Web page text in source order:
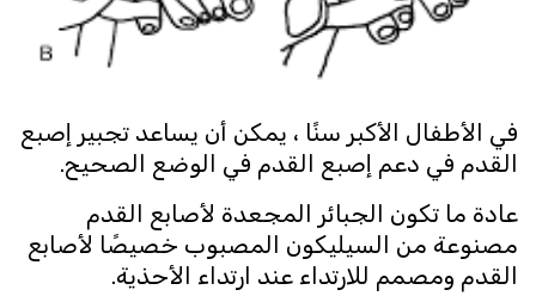
في الأطفال الأكبر سنًا ، يمكن أن يساعد تجبير إصبع
القدم في دعم إصبع القدم في الوضع الصحيح.
عادة ما تكون الجبائر المجعدة لأصابع القدم
مصنوعة من السيليكون المصبوب خصيصًا لأصابع
القدم ومصمم للارتداء عند ارتداء الأحذية.